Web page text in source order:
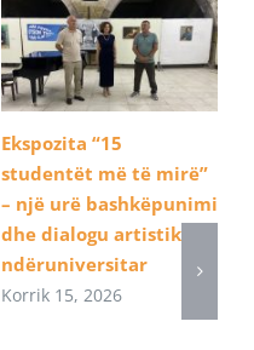
Ekspozita “15
studentët më të mirë”
– një urë bashkëpunimi
dhe dialogu artistik
ndëruniversitar
Korrik 15, 2026